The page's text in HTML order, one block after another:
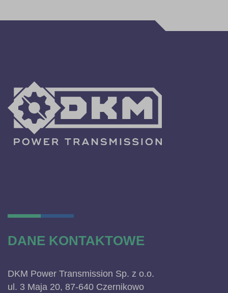
DANE KONTAKTOWE
DKM Power Transmission Sp. z o.o.
ul. 3 Maja 20, 87-640 Czernikowo